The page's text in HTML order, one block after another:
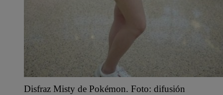
Disfraz Misty de Pokémon. Foto: difusión